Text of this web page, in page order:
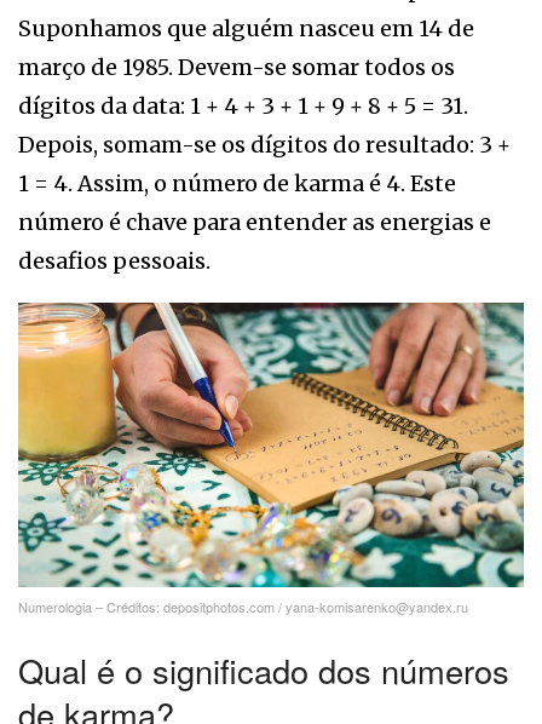
Suponhamos que alguém nasceu em 14 de
março de 1985. Devem-se somar todos os
dígitos da data: 1 + 4 + 3 + 1 + 9 + 8 + 5 = 31.
Depois, somam-se os dígitos do resultado: 3 +
1 = 4. Assim, o número de karma é 4. Este
número é chave para entender as energias e
desafios pessoais.
Numerologia – Créditos: depositphotos.com / yana-komisarenko@yandex.ru
Qual é o significado dos números
de karma?